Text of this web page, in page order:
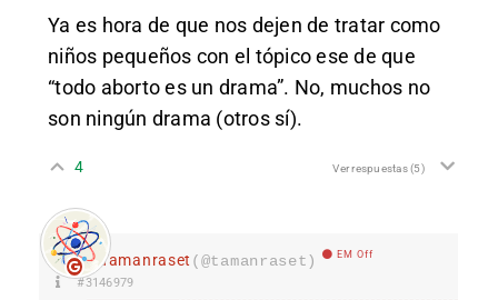
Ya es hora de que nos dejen de tratar como
niños pequeños con el tópico ese de que
“todo aborto es un drama”. No, muchos no
son ningún drama (otros sí).
4 Ver respuestas(5)
Tamanraset (@tamanraset) EM Off
#3146979